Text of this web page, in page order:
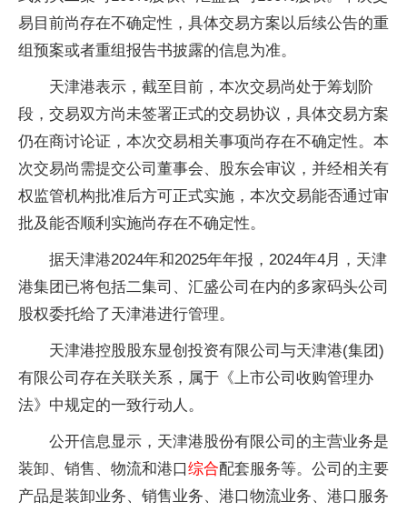
易目前尚存在不确定性，具体交易方案以后续公告的重
组预案或者重组报告书披露的信息为准。
天津港表示，截至目前，本次交易尚处于筹划阶
段，交易双方尚未签署正式的交易协议，具体交易方案
仍在商讨论证，本次交易相关事项尚存在不确定性。本
次交易尚需提交公司董事会、股东会审议，并经相关有
权监管机构批准后方可正式实施，本次交易能否通过审
批及能否顺利实施尚存在不确定性。
据天津港2024年和2025年年报，2024年4月，天津
港集团已将包括二集司、汇盛公司在内的多家码头公司
股权委托给了天津港进行管理。
天津港控股股东显创投资有限公司与天津港(集团)
有限公司存在关联关系，属于《上市公司收购管理办
法》中规定的一致行动人。
公开信息显示，天津港股份有限公司的主营业务是
装卸、销售、物流和港口综合配套服务等。公司的主要
产品是装卸业务、销售业务、港口物流业务、港口服务